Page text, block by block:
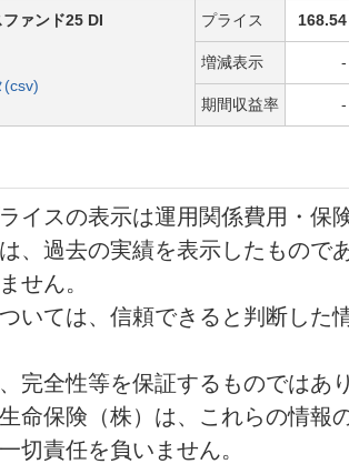
定の割合で積立金額から毎
費用
：ファンドの運用に
る投資信託の信託報酬で、
産から毎日控除されます。
費 ：年金支払の管理にかか
期間中、年金額に対して所
に控除されます。
料 ：契約日および増額日か
部解約（特別引出を除く）
の経過年数に応じて、解約
の積立金額または一部解約
ァンド25 DI
(csv)
プライス 168.54
増減表示 -
期間収益率 -
イスの表示は運用関係費用・保
は、過去の実績を表示したもの
せん。
いては、信頼できると判断した
完全性等を保証するものではあ
命保険（株）は、これらの情報
切責任を負いません。